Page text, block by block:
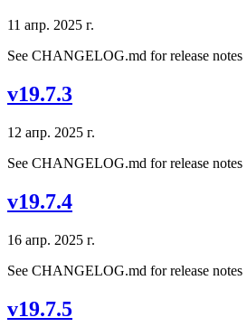
11 апр. 2025 г.
See CHANGELOG.md for release notes
v19.7.3
12 апр. 2025 г.
See CHANGELOG.md for release notes
v19.7.4
16 апр. 2025 г.
See CHANGELOG.md for release notes
v19.7.5